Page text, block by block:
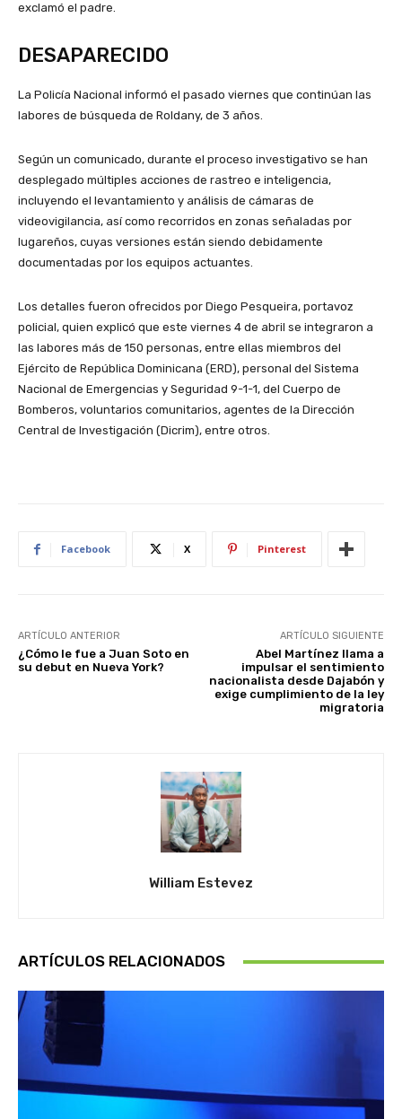
exclamó el padre.
DESAPARECIDO
La Policía Nacional informó el pasado viernes que continúan las
labores de búsqueda de Roldany, de 3 años.
Según un comunicado, durante el proceso investigativo se han
desplegado múltiples acciones de rastreo e inteligencia,
incluyendo el levantamiento y análisis de cámaras de
videovigilancia, así como recorridos en zonas señaladas por
lugareños, cuyas versiones están siendo debidamente
documentadas por los equipos actuantes.
Los detalles fueron ofrecidos por Diego Pesqueira, portavoz
policial, quien explicó que este viernes 4 de abril se integraron a
las labores más de 150 personas, entre ellas miembros del
Ejército de República Dominicana (ERD), personal del Sistema
Nacional de Emergencias y Seguridad 9-1-1, del Cuerpo de
Bomberos, voluntarios comunitarios, agentes de la Dirección
Central de Investigación (Dicrim), entre otros.
Facebook X Pinterest
ARTÍCULO ANTERIOR
¿Cómo le fue a Juan Soto en
su debut en Nueva York?
ARTÍCULO SIGUIENTE
Abel Martínez llama a
impulsar el sentimiento
nacionalista desde Dajabón y
exige cumplimiento de la ley
migratoria
William Estevez
ARTÍCULOS RELACIONADOS